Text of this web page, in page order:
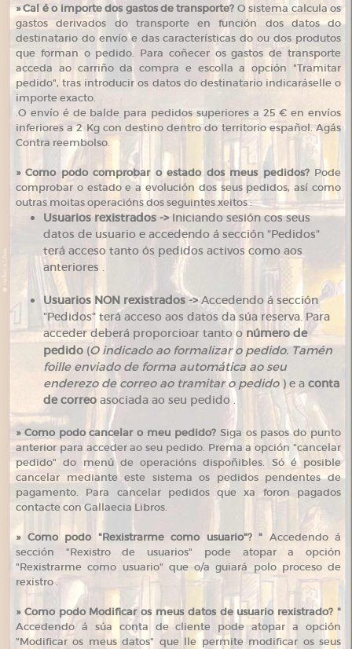
»Cal é o importe dos gastos de transporte? O sistema calcula os
gastos derivados do transporte en función dos datos do
destinatario do envío e das características do ou dos produtos
que forman o pedido. Para coñecer os gastos de transporte
acceda ao carriño da compra e escolla a opción "Tramitar
pedido", tras introducir os datos do destinatario indicaráselle o
importe exacto.
.O envío é de balde para pedidos superiores a 25 € en envíos
inferiores a 2 Kg con destino dentro do territorio español. Agás
Contra reembolso.
»Como podo comprobar o estado dos meus pedidos? Pode
comprobar o estado e a evolución dos seus pedidos, así como
outras moitas operacións dos seguintes xeitos :
Usuarios rexistrados ->Iniciando sesión cos seus
datos de usuario e accedendo á sección "Pedidos"
terá acceso tanto ós pedidos activos como aos
anteriores .
Usuarios NON rexistrados ->Accedendo á sección
"Pedidos" terá acceso aos datos da súa reserva. Para
acceder deberá proporcioar tanto o número de
pedido (O indicado ao formalizar o pedido. Tamén
foille enviado de forma automática ao seu
enderezo de correo ao tramitar o pedido ) e a conta
de correo asociada ao seu pedido .
»Como podo cancelar o meu pedido? Siga os pasos do punto
anterior para acceder ao seu pedido. Prema a opción "cancelar
pedido" do menú de operacións dispoñibles. Só é posible
cancelar mediante este sistema os pedidos pendentes de
pagamento. Para cancelar pedidos que xa foron pagados
contacte con Gallaecia Libros.
»Como podo "Rexistrarme como usuario"? " Accedendo á
sección "Rexistro de usuarios" pode atopar a opción
"Rexistrarme como usuario" que o/a guiará polo proceso de
rexistro .
»Como podo Modificar os meus datos de usuario rexistrado? "
Accedendo á súa conta de cliente pode atopar a opción
"Modificar os meus datos" que lle permite modificar os seus